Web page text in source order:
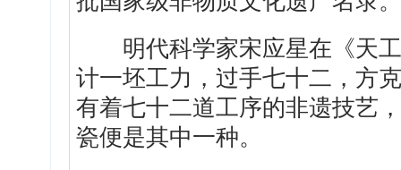
明代科学家宋应星在《天工
计一坯工力，过手七十二，方
有着七十二道工序的非遗技艺
瓷便是其中一种。